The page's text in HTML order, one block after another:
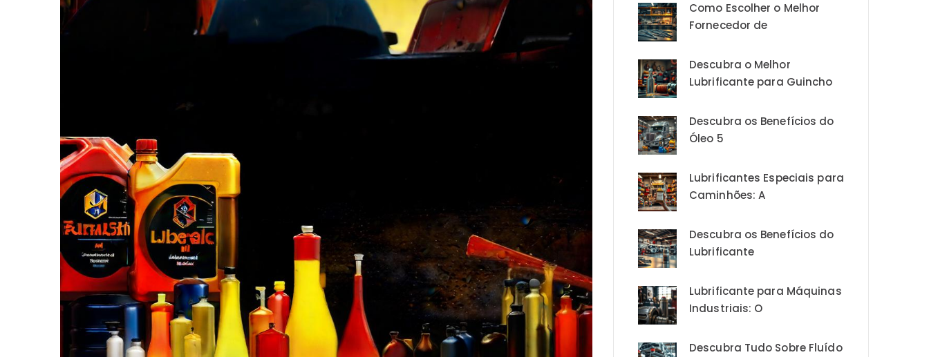
Como Escolher o Melhor
Fornecedor de
Descubra o Melhor
Lubrificante para Guincho
Descubra os Benefícios do
Óleo 5
Lubrificantes Especiais para
Caminhões: A
Descubra os Benefícios do
Lubrificante
Lubrificante para Máquinas
Industriais: O
Descubra Tudo Sobre Fluído